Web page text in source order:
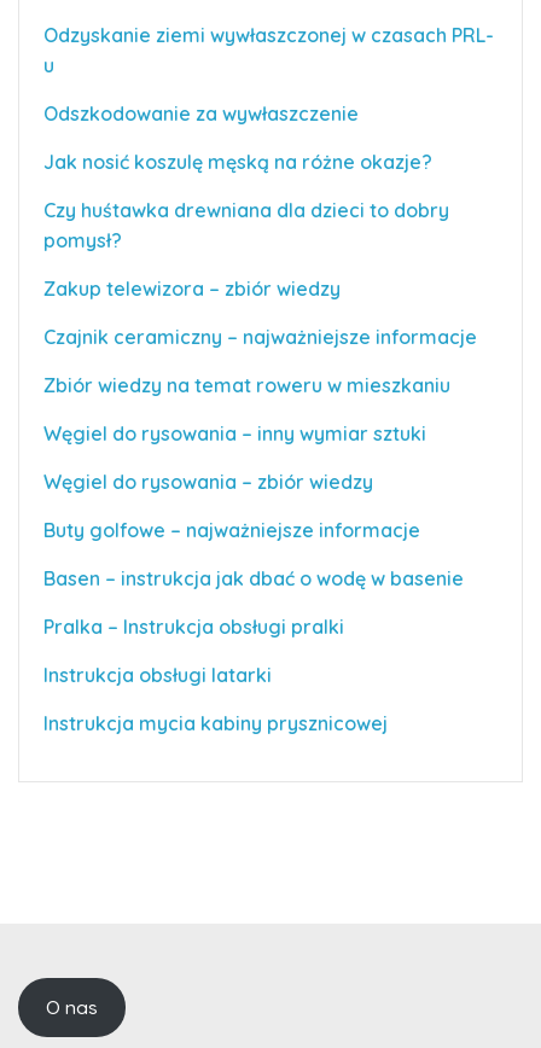
Odzyskanie ziemi wywłaszczonej w czasach PRL-
u
Odszkodowanie za wywłaszczenie
Jak nosić koszulę męską na różne okazje?
Czy huśtawka drewniana dla dzieci to dobry
pomysł?
Zakup telewizora – zbiór wiedzy
Czajnik ceramiczny – najważniejsze informacje
Zbiór wiedzy na temat roweru w mieszkaniu
Węgiel do rysowania – inny wymiar sztuki
Węgiel do rysowania – zbiór wiedzy
Buty golfowe – najważniejsze informacje
Basen – instrukcja jak dbać o wodę w basenie
Pralka – Instrukcja obsługi pralki
Instrukcja obsługi latarki
Instrukcja mycia kabiny prysznicowej
O nas